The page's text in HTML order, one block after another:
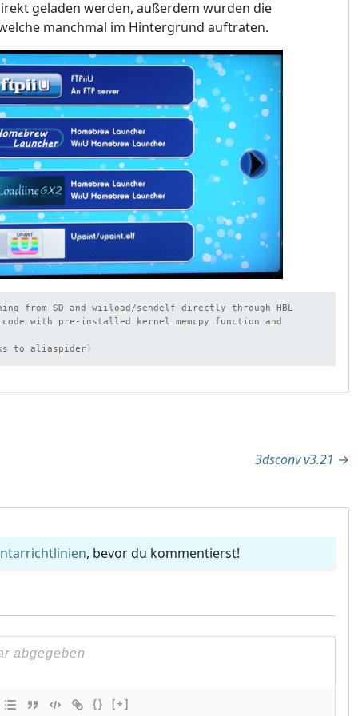
geladen werden, außerdem wurden die
manchmal im Hintergrund auftraten.
from SD and wiiload/sendelf directly through HBL
with pre-installed kernel memcpy function and
to aliaspider)
3dsconv v3.21 →
, bevor du kommentierst!
{} [+]